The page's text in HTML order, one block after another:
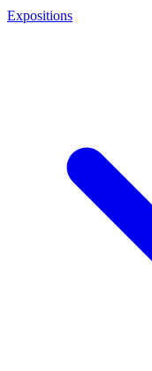
Expositions